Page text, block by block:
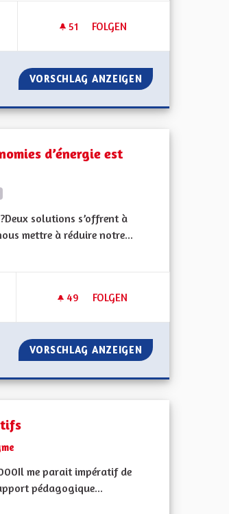
DE L'ALSACE
51 51 FOLLOWER
FOLGEN
MIEUX VIVRE EN ALSACE
VORSCHLAG ANZEIGEN MIEUX VIVRE EN
EUROPÉENNE
d’énergie est
solutions s’offrent à
mettre à réduire notre...
49 49 FOLLOWER
FOLGEN
LE TEMPS DES ÉCONOMIES
VORSCHLAG ANZEIGEN LE TEMPS DES
me parait impératif de
pédagogique...